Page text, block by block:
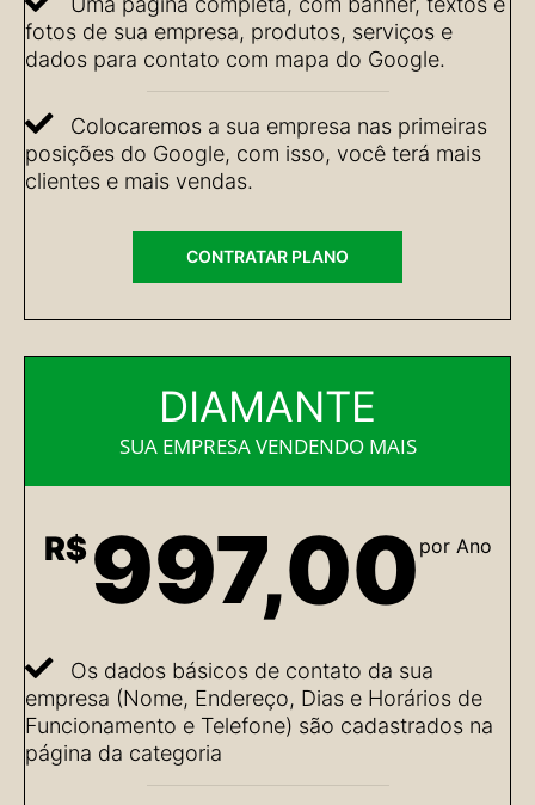
fotos de sua empresa, produtos, serviços e
dados para contato com mapa do Google.
Colocaremos a sua empresa nas primeiras
posições do Google, com isso, você terá mais
clientes e mais vendas.
CONTRATAR PLANO
DIAMANTE
SUA EMPRESA VENDENDO MAIS
R$997,00 por Ano
Os dados básicos de contato da sua
empresa (Nome, Endereço, Dias e Horários de
Funcionamento e Telefone) são cadastrados na
página da categoria